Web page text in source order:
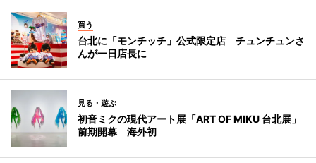
買う
台北に「モンチッチ」公式限定店 チュンチュンさ
んが一日店長に
見る・遊ぶ
初音ミクの現代アート展「ART OF MIKU 台北展」
前期開幕 海外初